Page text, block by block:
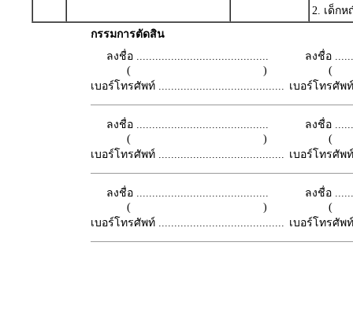
2. เด็ก
กรรมการตัดสิน
ลงชื่อ ..........................................
( )
เบอร์โทรศัพท์ ........................................
ลงชื่อ
เบอร์โทรศัพ
ลงชื่อ ..........................................
( )
เบอร์โทรศัพท์ ........................................
ลงชื่อ
เบอร์โทรศัพ
ลงชื่อ ..........................................
( )
เบอร์โทรศัพท์ ........................................
ลงชื่อ
เบอร์โทรศัพ